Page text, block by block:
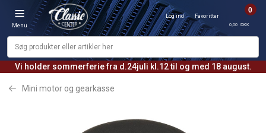
Vi holder sommerferie fra d.24juli kl.12 til og med 18 august.
Menu
Log ind Favoritter
0
0,00 DKK
Mini motor og gearkasse